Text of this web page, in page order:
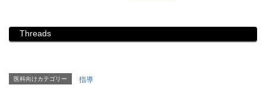
Threads
医科向けカテゴリー 指導